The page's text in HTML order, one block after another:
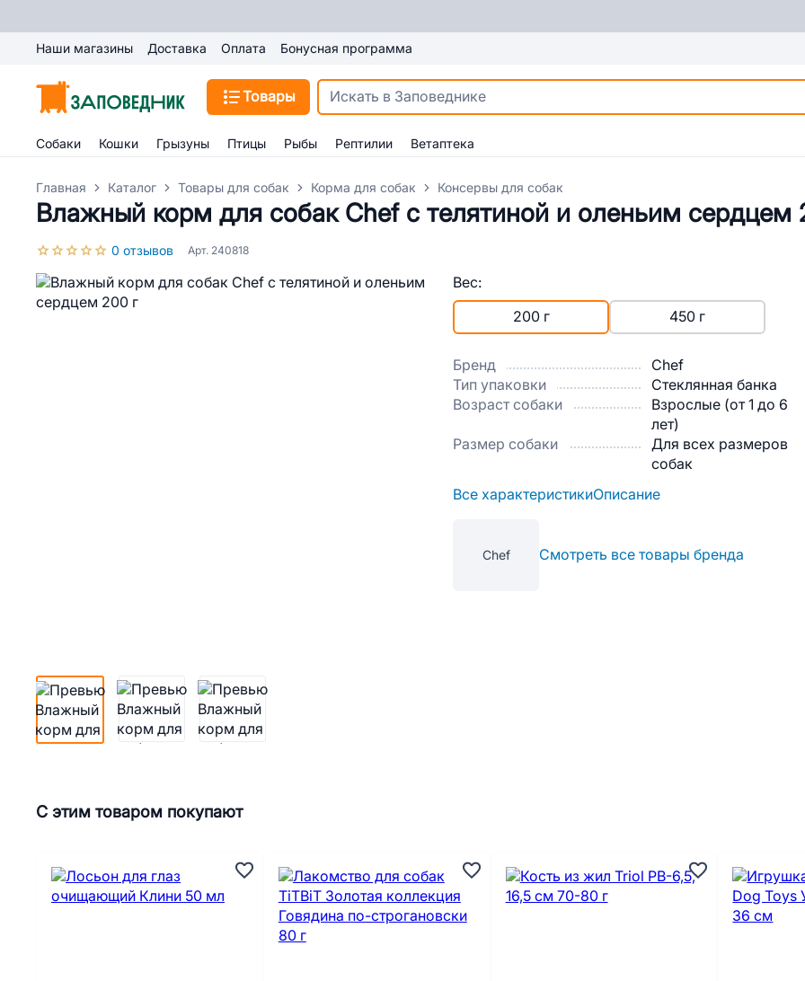
Наши магазины Доставка Оплата Бонусная программа
Товары
Собаки Кошки Грызуны Птицы Рыбы Рептилии Ветаптека
Главная Каталог Товары для собак Корма для собак Консервы для собак
Влажный корм для собак Chef с телятиной и оленьим сердцем
0 отзывов Арт. 240818
Вес:
200 г 450 г
Бренд
Chef
Тип упаковки
Стеклянная банка
Возраст собаки
Взрослые (от 1 до 6
лет)
Размер собаки
Для всех размеров
собак
Все характеристикиОписание
Chef Смотреть все товары бренда
С этим товаром покупают